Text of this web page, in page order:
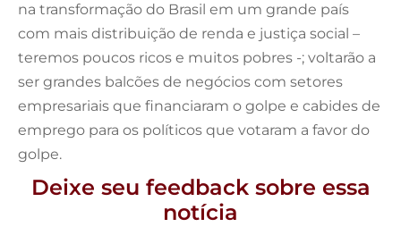
na transformação do Brasil em um grande país
com mais distribuição de renda e justiça social –
teremos poucos ricos e muitos pobres -; voltarão a
ser grandes balcões de negócios com setores
empresariais que financiaram o golpe e cabides de
emprego para os políticos que votaram a favor do
golpe.
Deixe seu feedback sobre essa
notícia